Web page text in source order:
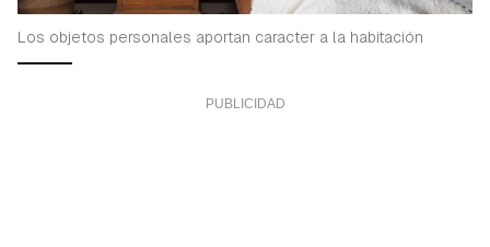
Los objetos personales aportan caracter a la habitación